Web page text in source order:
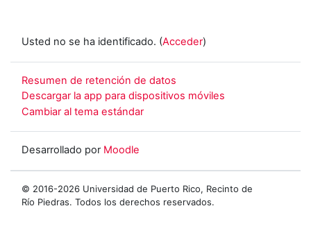
Usted no se ha identificado. (Acceder)
Resumen de retención de datos
Descargar la app para dispositivos móviles
Cambiar al tema estándar
Desarrollado por Moodle
© 2016-2026 Universidad de Puerto Rico, Recinto de
Río Piedras. Todos los derechos reservados.